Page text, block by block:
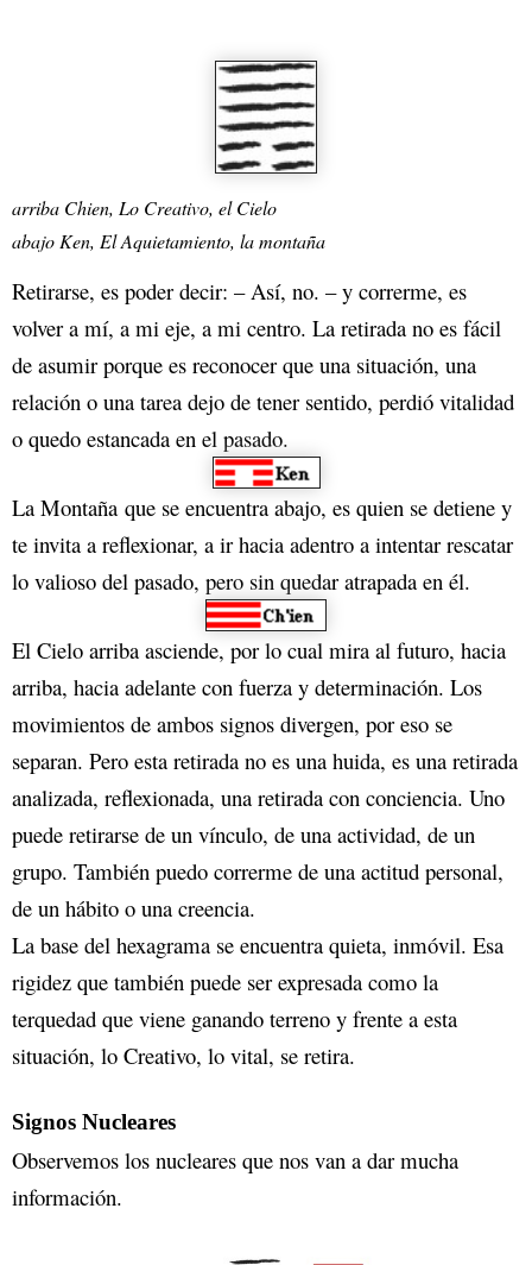
arriba Chien, Lo Creativo, el Cielo
abajo Ken, El Aquietamiento, la montaña
Retirarse, es poder decir: – Así, no. – y correrme, es
volver a mí, a mi eje, a mi centro. La retirada no es fácil
de asumir porque es reconocer que una situación, una
relación o una tarea dejo de tener sentido, perdió vitalidad
o quedo estancada en el pasado.
La Montaña que se encuentra abajo, es quien se detiene y
te invita a reflexionar, a ir hacia adentro a intentar rescatar
lo valioso del pasado, pero sin quedar atrapada en él.
El Cielo arriba asciende, por lo cual mira al futuro, hacia
arriba, hacia adelante con fuerza y determinación. Los
movimientos de ambos signos divergen, por eso se
separan. Pero esta retirada no es una huida, es una retirada
analizada, reflexionada, una retirada con conciencia. Uno
puede retirarse de un vínculo, de una actividad, de un
grupo. También puedo correrme de una actitud personal,
de un hábito o una creencia.
La base del hexagrama se encuentra quieta, inmóvil. Esa
rigidez que también puede ser expresada como la
terquedad que viene ganando terreno y frente a esta
situación, lo Creativo, lo vital, se retira.
Signos Nucleares
Observemos los nucleares que nos van a dar mucha
información.